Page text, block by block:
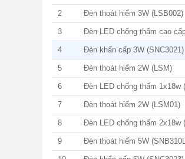
2 Đèn thoát hiểm 3W (LSB002)
3 Đèn LED chống thấm cao
4 Đèn khẩn cấp 3W (SNC3021)
5 Đèn thoát hiểm 2W (LSM)
6 Đèn LED chống thấm 1x18w
7 Đèn thoát hiểm 2W (LSM01)
8 Đèn LED chống thấm 2x18w
9 Đèn thoát hiểm 5W